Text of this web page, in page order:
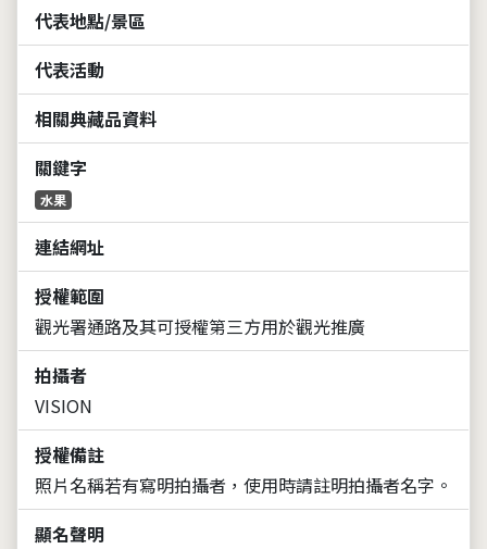
代表地點/景區
代表活動
相關典藏品資料
關鍵字
水果
連結網址
授權範圍
觀光署通路及其可授權第三方用於觀光推廣
拍攝者
VISION
授權備註
照片名稱若有寫明拍攝者，使用時請註明拍攝者名字。
顯名聲明